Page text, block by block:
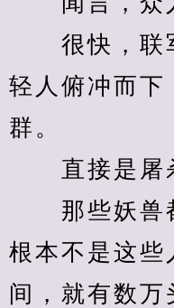
很快，联
轻人俯冲而下
群。
直接是屠
那些妖兽都
根本不是这些
间，就有数万